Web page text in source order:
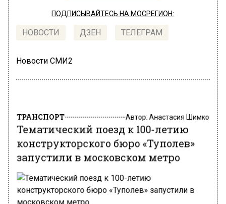
ПОДПИСЫВАЙТЕСЬ НА МОСРЕГИОН:
НОВОСТИ ДЗЕН ТЕЛЕГРАМ
Новости СМИ2
ТРАНСПОРТ Автор: Анастасия Шимко
Тематический поезд к 100-летию
конструкторского бюро «Туполев»
запустили в московском метро